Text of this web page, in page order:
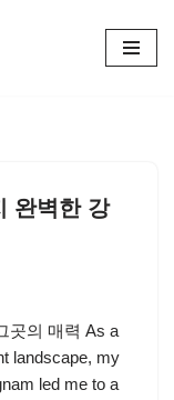
완벽한 강
곳의 매력 As a
landscape, my
led me to a